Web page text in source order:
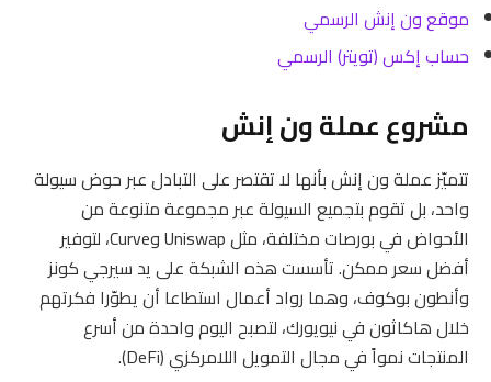
موقع ون إنش الرسمي
حساب إكس (تويتر) الرسمي
مشروع عملة ون إنش
تتميّز عملة ون إنش بأنها لا تقتصر على التبادل عبر حوض سيولة
واحد، بل تقوم بتجميع السيولة عبر مجموعة متنوعة من
الأحواض في بورصات مختلفة، مثل Uniswap وCurve، لتوفير
أفضل سعر ممكن. تأسست هذه الشبكة على يد سيرجي كونز
وأنطون بوكوف، وهما رواد أعمال استطاعا أن يطوّرا فكرتهم
خلال هاكاثون في نيويورك، لتصبح اليوم واحدة من أسرع
المنتجات نمواً في مجال التمويل اللامركزي (DeFi).